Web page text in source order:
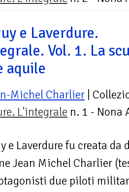
e Laverdure.
Vol. 1. La
aquile
Michel Charlier |
L'integrale n. 1 - Nona
e Laverdure fu creata
Jean Michel Charlier
due piloti